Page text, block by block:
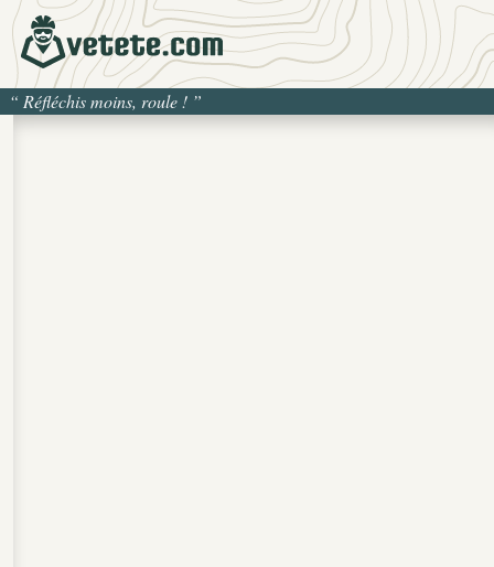
“ Réfléchis moins, roule ! ”